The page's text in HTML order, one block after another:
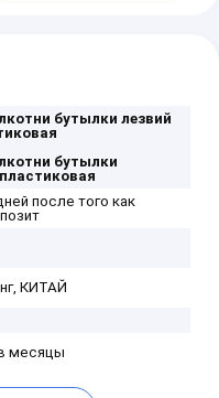
бутылки лезвий
бутылки
после того как
КИТАЙ
месяцы